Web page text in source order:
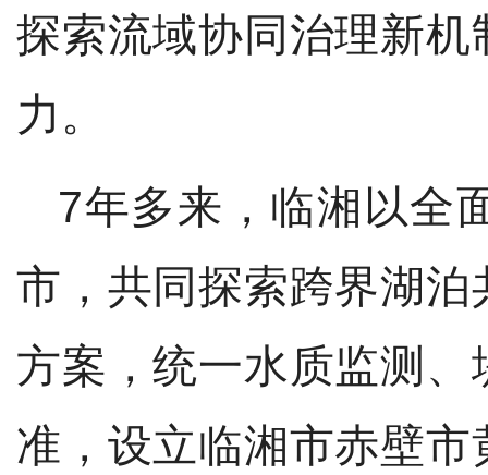
探索流域协同治理新
力。
7年多来，临湘以全
市，共同探索跨界湖
方案，统一水质监测
准，设立临湘市赤壁